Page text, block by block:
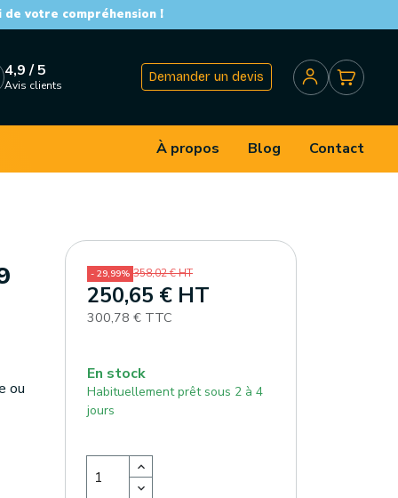
votre compréhension !
4,9 / 5
Avis clients
Demander un devis
À propos Blog Contact
ou
- 29,99% 358,02 € HT
250,65 € HT
300,78 € TTC
En stock
Habituellement prêt sous 2 à 4
jours